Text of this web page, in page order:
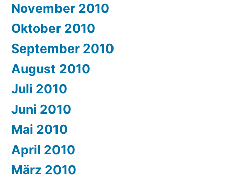
November 2010
Oktober 2010
September 2010
August 2010
Juli 2010
Juni 2010
Mai 2010
April 2010
März 2010